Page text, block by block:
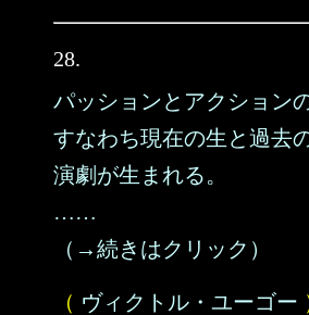
28.
パッションとアクション
すなわち現在の生と過去
演劇が生まれる。
……
（→続きはクリック）
（ ヴィクトル・ユーゴー